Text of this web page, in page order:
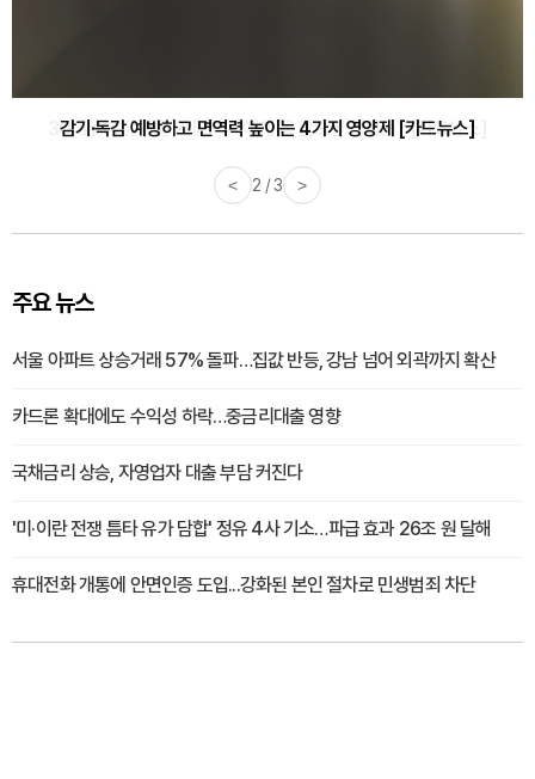
감기·독감 예방하고 면역력 높이는 4가지 영양제 [카드뉴스]
< 3 / 3 >
주요 뉴스
서울 아파트 상승거래 57% 돌파…집값 반등, 강남 넘어 외곽까지 확산
카드론 확대에도 수익성 하락…중금리대출 영향
국채금리 상승, 자영업자 대출 부담 커진다
'미·이란 전쟁 틈타 유가 담합' 정유 4사 기소…파급 효과 26조 원 달해
휴대전화 개통에 안면인증 도입...강화된 본인 절차로 민생범죄 차단